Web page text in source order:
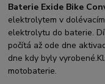
Baterie Exide Bike
elektrolytem v
elektrolytu do baterie.
počítá až ode dne
dne kdy byly
motobaterie.